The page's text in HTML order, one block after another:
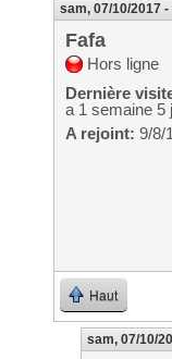
sam, 07/10/2017
Fafa
Hors ligne
Dernière
a 1 semaine 5
A rejoint: 9/8/
Haut
sam, 07/10/